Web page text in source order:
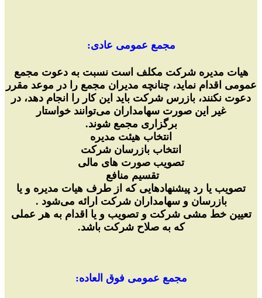
مجمع عمومی عادی:
هیات مدیره شرکت مکلف است نسبت به دعوت مجمع
عمومی اقدام نماید، چنانچه مدیران مجمع را در موعد مقرر
دعوت نکنند، بازرس شرکت باید این کار را انجام دهد، در
غیر این صورت سهامداران می‌توانند خواستار
برگزاری مجمع شوند.
انتخاب هیئت مدیره
انتخاب بازرسان شرکت
تصویب صورت های مالی
تقسیم منافع
تصویب یا رد پیشنهاد‌هایی که از طرف هیات مدیره و یا
بازرسان و سهامداران شرکت ارائه می‌شود .
تعیین خط مشی شرکت و تصویب و یا اقدام به هر عملی
که به صلاح شرکت باشد.
مجمع عمومی فوق العاده: